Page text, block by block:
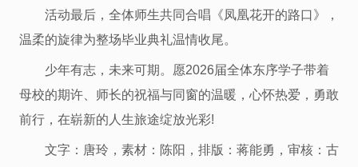
活动最后，全体师生共同合唱《凤凰花开的路口》，
温柔的旋律为整场毕业典礼温情收尾。
少年有志，未来可期。愿2026届全体东序学子带着
母校的期许、师长的祝福与同窗的温暖，心怀热爱，勇敢
前行，在崭新的人生旅途绽放光彩!
文字：唐玲，素材：陈阳，排版：蒋能勇，审核：古